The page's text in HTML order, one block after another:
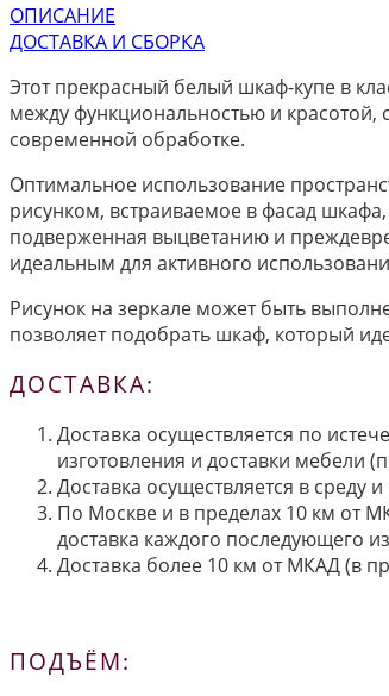
ОПИСАНИЕ
ДОСТАВКА И СБОРКА
Этот прекрасный белый шкаф-купе в
между функциональностью и
современной обработке.
Оптимальное использование
рисунком, встраиваемое в фасад
подверженная выцветанию и
идеальным для активного
Рисунок на зеркале может быть
позволяет подобрать шкаф, который
ДОСТАВКА:
Доставка осуществляется по
изготовления и доставки мебели
Доставка осуществляется в среду
По Москве и в пределах 10 км от
доставка каждого последующего
Доставка более 10 км от МКАД (в
ПОДЪЁМ: